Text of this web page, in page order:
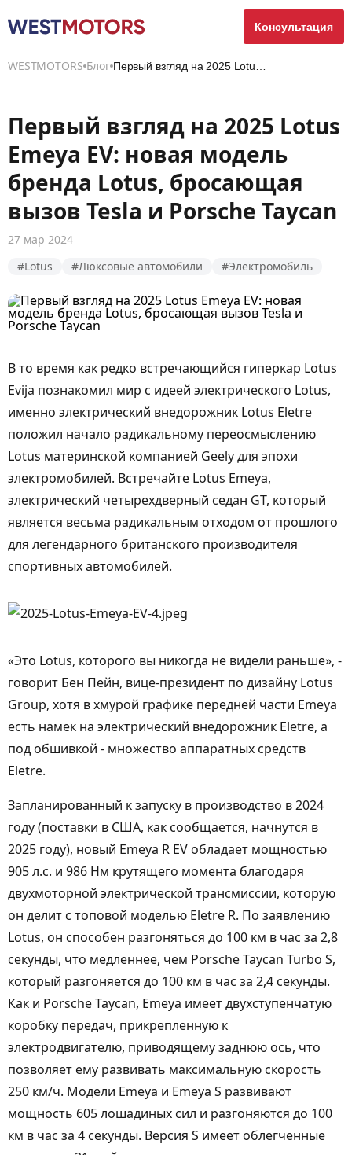
Консультация
WESTMOTORS Блог
Первый взгляд на 2025 Lotus
Emeya EV: новая модель
бренда Lotus, бросающая
вызов Tesla и Porsche Taycan
27 мар 2024
#Lotus
#Люксовые автомобили #Электромобиль
В то время как редко встречающийся гиперкар Lotus
Evija познакомил мир с идеей электрического Lotus,
именно электрический внедорожник Lotus Eletre
положил начало радикальному переосмыслению
Lotus материнской компанией Geely для эпохи
электромобилей. Встречайте Lotus Emeya,
электрический четырехдверный седан GT, который
является весьма радикальным отходом от прошлого
для легендарного британского производителя
спортивных автомобилей.
«Это Lotus, которого вы никогда не видели раньше», -
говорит Бен Пейн, вице-президент по дизайну Lotus
Group, хотя в хмурой графике передней части Emeya
есть намек на электрический внедорожник Eletre, а
под обшивкой - множество аппаратных средств
Eletre.
Запланированный к запуску в производство в 2024
году (поставки в США, как сообщается, начнутся в
2025 году), новый Emeya R EV обладает мощностью
905 л.с. и 986 Нм крутящего момента благодаря
двухмоторной электрической трансмиссии, которую
он делит с топовой моделью Eletre R. По заявлению
Lotus, он способен разгоняться до 100 км в час за 2,8
секунды, что медленнее, чем Porsche Taycan Turbo S,
который разгоняется до 100 км в час за 2,4 секунды.
Как и Porsche Taycan, Emeya имеет двухступенчатую
коробку передач, прикрепленную к
электродвигателю, приводящему заднюю ось, что
позволяет ему развивать максимальную скорость
250 км/ч. Модели Emeya и Emeya S развивают
мощность 605 лошадиных сил и разгоняются до 100
км в час за 4 секунды. Версия S имеет облегченные